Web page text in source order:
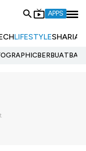
APPS
LIFESTYLESHARIA